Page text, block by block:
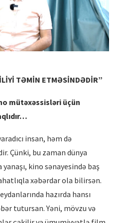
TƏMİN ETMƏSİNDƏDİR”
mütəxəssisləri üçün
insan, həm də
Çünki, bu zaman dünya
kino sənayesində baş
xəbərdar ola bilirsən.
hazırda hansı
tutursan. Yəni, mövzu və